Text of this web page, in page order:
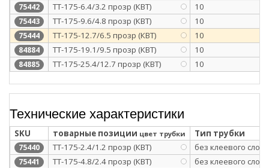
75442 ТТ-175-6.4/3.2 прозр (КВТ) 10
75443 ТТ-175-9.6/4.8 прозр (КВТ) 10
75444 ТТ-175-12.7/6.5 прозр (КВТ) 10
84884 ТТ-175-19.1/9.5 прозр (КВТ) 10
84885 ТТ-175-25.4/12.7 прозр (КВТ) 10
Технические характеристики
SKU товарные позиции цвет трубки Тип трубки
75440 ТТ-175-2.4/1.2 прозр (КВТ) без клеевого слоя
75441 ТТ-175-4.8/2.4 прозр (КВТ) без клеевого слоя